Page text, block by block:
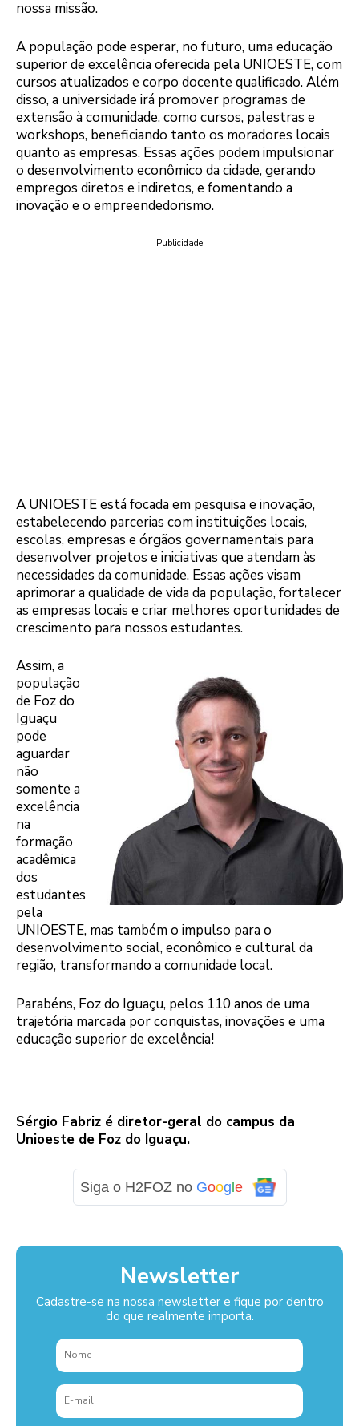
nossa missão.
A população pode esperar, no futuro, uma educação
superior de excelência oferecida pela UNIOESTE, com
cursos atualizados e corpo docente qualificado. Além
disso, a universidade irá promover programas de
extensão à comunidade, como cursos, palestras e
workshops, beneficiando tanto os moradores locais
quanto as empresas. Essas ações podem impulsionar
o desenvolvimento econômico da cidade, gerando
empregos diretos e indiretos, e fomentando a
inovação e o empreendedorismo.
Publicidade
A UNIOESTE está focada em pesquisa e inovação,
estabelecendo parcerias com instituições locais,
escolas, empresas e órgãos governamentais para
desenvolver projetos e iniciativas que atendam às
necessidades da comunidade. Essas ações visam
aprimorar a qualidade de vida da população, fortalecer
as empresas locais e criar melhores oportunidades de
crescimento para nossos estudantes.
Assim, a
população
de Foz do
Iguaçu
pode
aguardar
não
somente a
excelência
na
formação
acadêmica
dos
estudantes
pela
UNIOESTE, mas também o impulso para o
desenvolvimento social, econômico e cultural da
região, transformando a comunidade local.
Parabéns, Foz do Iguaçu, pelos 110 anos de uma
trajetória marcada por conquistas, inovações e uma
educação superior de excelência!
Sérgio Fabriz é diretor-geral do campus da
Unioeste de Foz do Iguaçu.
Siga o H2FOZ no Goog e
Newsletter
Cadastre-se na nossa newsletter e fique por dentro
do que realmente importa.